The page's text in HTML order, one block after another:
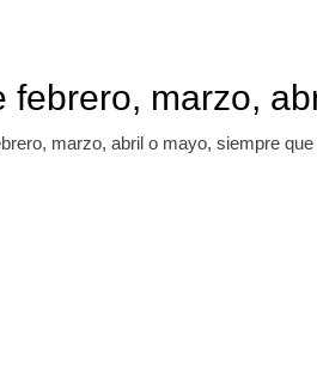
marzo,
marzo, abril o mayo, siempre